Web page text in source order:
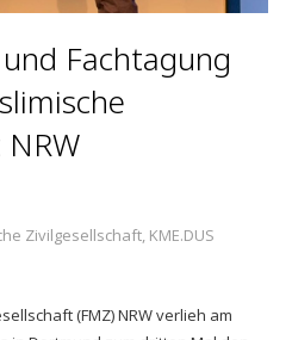
Fachtagung
Zivilgesellschaft, KME.DUS
(FMZ) NRW verlieh am